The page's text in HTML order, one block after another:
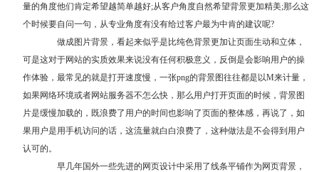
量的角度他们肯定希望越简单越好;从客户角度自然希望背景更加精美;那么这
个时候要自问一句，从专业角度有没有给过客户最为中肯的建议呢?
做成图片背景，看起来似乎是比纯色背景更加让页面生动和立体，
可是这对于网站的实质效果来说没有任何积极意义，反倒是会影响用户的操
作体验，最常见的就是打开速度慢，一张png的背景图往往都是以M来计量，
如果网络环境或者网站服务器不怎么快，那么用户打开页面的时候，背景图
片是缓慢加载的，既浪费了用户的时间也影响了页面的整体感，再说了，如
果用户是用手机访问的话，这流量就白白浪费了，这种做法是不会得到用户
认可的。
早几年国外一些先进的网页设计中采用了线条平铺作为网页背景，